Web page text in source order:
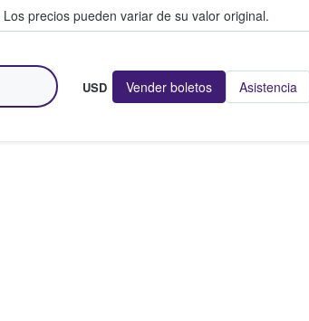
Los precios pueden variar de su valor original.
USD Vender boletos Asistencia